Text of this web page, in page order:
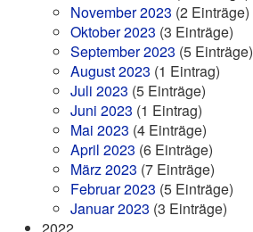
November 2023 (2 Einträge)
Oktober 2023 (3 Einträge)
September 2023 (5 Einträge)
August 2023 (1 Eintrag)
Juli 2023 (5 Einträge)
Juni 2023 (1 Eintrag)
Mai 2023 (4 Einträge)
April 2023 (6 Einträge)
März 2023 (7 Einträge)
Februar 2023 (5 Einträge)
Januar 2023 (3 Einträge)